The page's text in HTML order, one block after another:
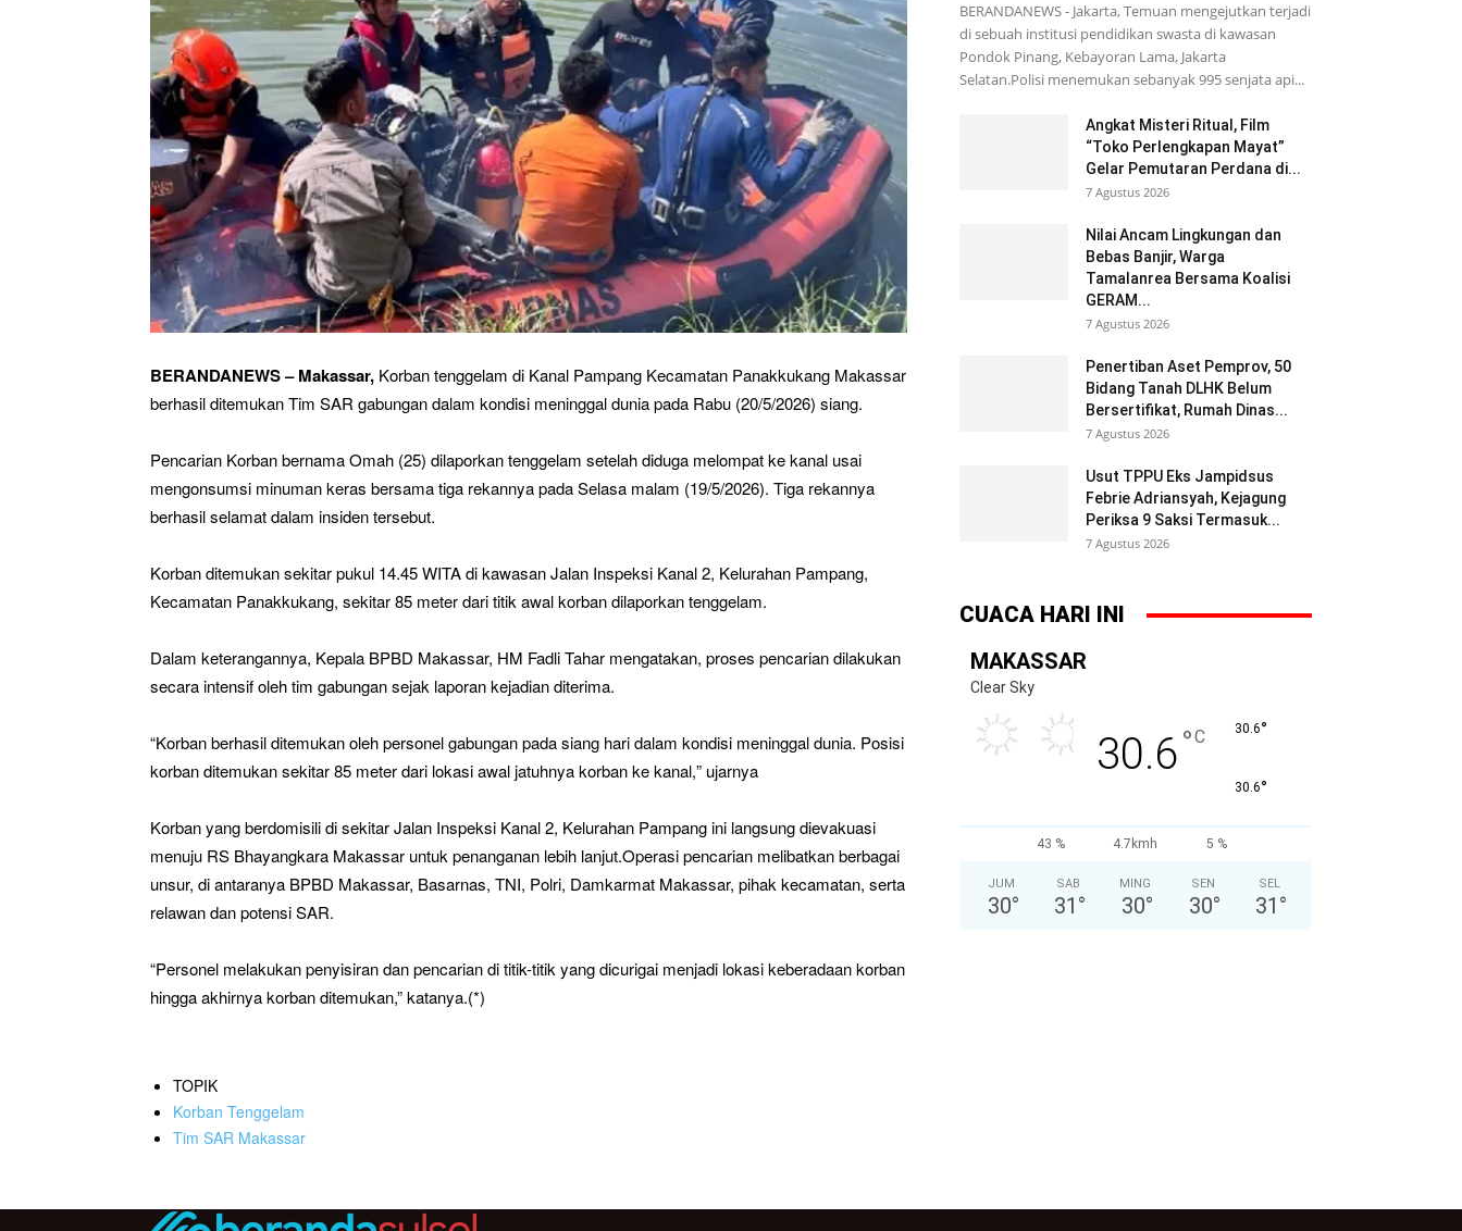
BERANDANEWS – Makassar, Korban tenggelam di Kanal Pampang Kecamatan Panakkukang Makassar
berhasil ditemukan Tim SAR gabungan dalam kondisi meninggal dunia pada Rabu (20/5/2026) siang.
Pencarian Korban bernama Omah (25) dilaporkan tenggelam setelah diduga melompat ke kanal usai
mengonsumsi minuman keras bersama tiga rekannya pada Selasa malam (19/5/2026). Tiga rekannya
berhasil selamat dalam insiden tersebut.
Korban ditemukan sekitar pukul 14.45 WITA di kawasan Jalan Inspeksi Kanal 2, Kelurahan Pampang,
Kecamatan Panakkukang, sekitar 85 meter dari titik awal korban dilaporkan tenggelam.
Dalam keterangannya, Kepala BPBD Makassar, HM Fadli Tahar mengatakan, proses pencarian dilakukan
secara intensif oleh tim gabungan sejak laporan kejadian diterima.
“Korban berhasil ditemukan oleh personel gabungan pada siang hari dalam kondisi meninggal dunia. Posisi
korban ditemukan sekitar 85 meter dari lokasi awal jatuhnya korban ke kanal,” ujarnya
Korban yang berdomisili di sekitar Jalan Inspeksi Kanal 2, Kelurahan Pampang ini langsung dievakuasi
menuju RS Bhayangkara Makassar untuk penanganan lebih lanjut.Operasi pencarian melibatkan berbagai
unsur, di antaranya BPBD Makassar, Basarnas, TNI, Polri, Damkarmat Makassar, pihak kecamatan, serta
relawan dan potensi SAR.
“Personel melakukan penyisiran dan pencarian di titik-titik yang dicurigai menjadi lokasi keberadaan korban
hingga akhirnya korban ditemukan,” katanya.(*)
TOPIK
Korban Tenggelam
Tim SAR Makassar
BERANDANEWS - Jakarta, Temuan mengejutkan terjadi
di sebuah institusi pendidikan swasta di kawasan
Pondok Pinang, Kebayoran Lama, Jakarta
Selatan.Polisi menemukan sebanyak 995 senjata api...
Angkat Misteri Ritual, Film
“Toko Perlengkapan Mayat”
Gelar Pemutaran Perdana di...
7 Agustus 2026
Nilai Ancam Lingkungan dan
Bebas Banjir, Warga
Tamalanrea Bersama Koalisi
GERAM...
7 Agustus 2026
Penertiban Aset Pemprov, 50
Bidang Tanah DLHK Belum
Bersertifikat, Rumah Dinas...
7 Agustus 2026
Usut TPPU Eks Jampidsus
Febrie Adriansyah, Kejagung
Periksa 9 Saksi Termasuk...
7 Agustus 2026
CUACA HARI INI
MAKASSAR
Clear Sky
30.6°C 30.6°
30.6°
43 % 4.7kmh 5 %
JUM
30°
SAB
31 °
MING
30°
SEN
30°
SEL
31 °